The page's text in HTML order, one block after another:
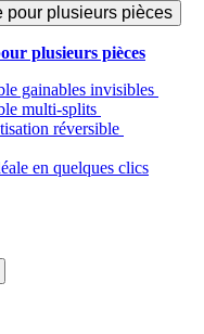
pour plusieurs pièces
plusieurs pièces
gainables invisibles
multi-splits
réversible
en quelques clics